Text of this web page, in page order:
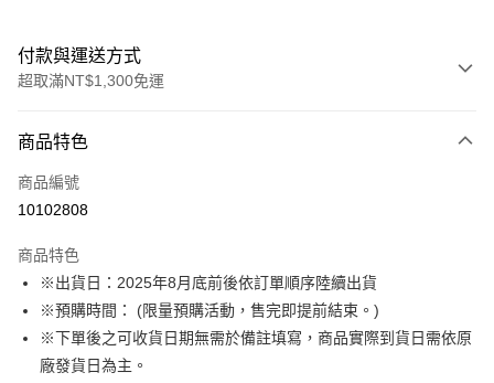
付款與運送方式
超取滿NT$1,300免運
信用卡一次付款
超商取貨付款
Apple Pay
悠遊付
Google Pay
商品特色
商品編號
10102808
商品特色
※出貨日：2025年8月底前後依訂單順序陸續出貨
※預購時間： (限量預購活動，售完即提前結束。)
※下單後之可收貨日期無需於備註填寫，商品實際到貨日需依原
廠發貨日為主。